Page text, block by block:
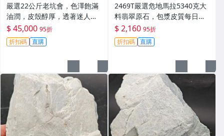
嚴選22公斤老坑會，色澤飽滿
油潤，皮殼醇厚，透著迷人的
黃霧光澤 翡翠 A貨 玉石
$ 45,000 95折
折扣碼 直購
2469T嚴選危地馬拉5340克大
料翡翠原石，包漿皮質每日拍
賣截拍11點，真實成交等您
來！翡翠 原石 包漝
$ 2,160 95折
折扣碼 直購